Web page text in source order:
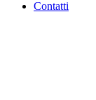
Contatti